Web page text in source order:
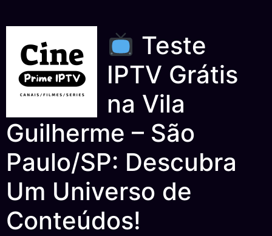
Teste
IPTV Grátis
na Vila
Guilherme – São
Paulo/SP: Descubra
Um Universo de
Conteúdos!